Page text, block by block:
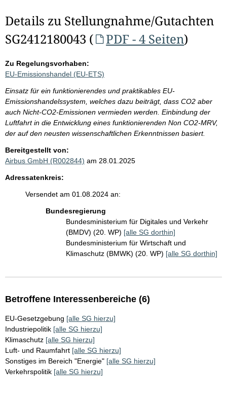
Details zu Stellungnahme/Gutachten
SG2412180043 (
PDF - 4 Seiten)
Zu Regelungsvorhaben:
EU-Emissionshandel (EU-ETS)
Einsatz für ein funktionierendes und praktikables EU-
Emissionshandelssystem, welches dazu beiträgt, dass CO2 aber
auch Nicht-CO2-Emissionen vermieden werden. Einbindung der
Luftfahrt in die Entwicklung eines funktionierenden Non CO2-MRV,
der auf den neusten wissenschaftlichen Erkenntnissen basiert.
Bereitgestellt von:
Airbus GmbH (R002844) am 28.01.2025
Adressatenkreis:
Versendet am 01.08.2024 an:
Bundesregierung
Bundesministerium für Digitales und Verkehr
(BMDV) (20. WP) [alle SG dorthin]
Bundesministerium für Wirtschaft und
Klimaschutz (BMWK) (20. WP) [alle SG dorthin]
Betroffene Interessenbereiche (6)
EU-Gesetzgebung [alle SG hierzu]
Industriepolitik [alle SG hierzu]
Klimaschutz [alle SG hierzu]
Luft- und Raumfahrt [alle SG hierzu]
Sonstiges im Bereich "Energie" [alle SG hierzu]
Verkehrspolitik [alle SG hierzu]